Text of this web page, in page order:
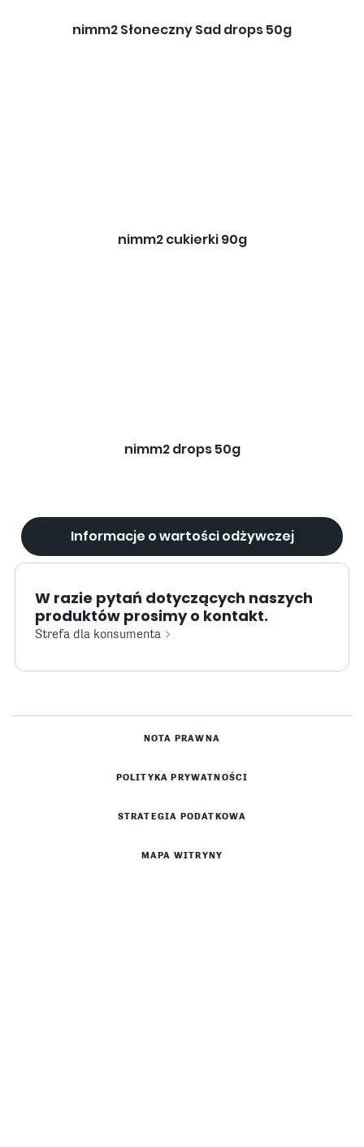
nimm2 Słoneczny Sad drops 50g
nimm2 cukierki 90g
nimm2 drops 50g
Informacje o wartości odżywczej
W razie pytań dotyczących naszych
produktów prosimy o kontakt.
Strefa dla konsumenta
NOTA PRAWNA
POLITYKA PRYWATNOŚCI
STRATEGIA PODATKOWA
MAPA WITRYNY